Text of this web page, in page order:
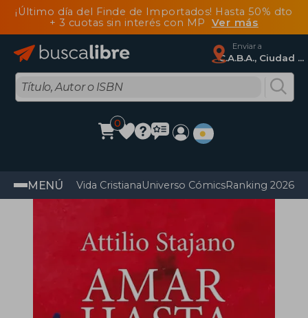
¡Último día del Finde de Importados! Hasta 50% dto
+ 3 cuotas sin interés con MP Ver más
Enviar a
C.A.B.A., Ciudad Autónoma De Buenos Aires
0
MENÚ Vida CristianaUniverso CómicsRanking 2026